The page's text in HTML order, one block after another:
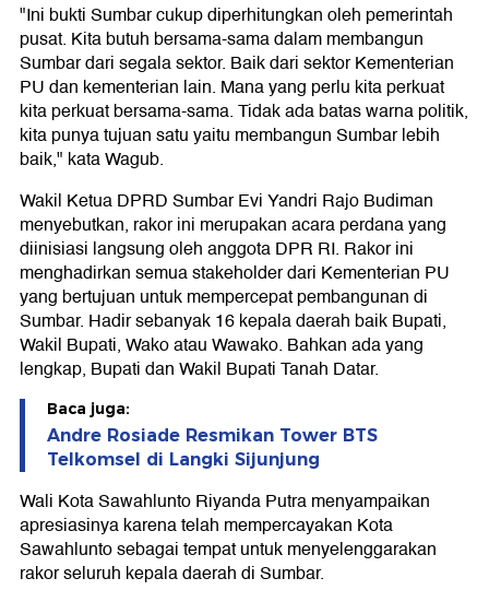
"Ini bukti Sumbar cukup diperhitungkan oleh pemerintah
pusat. Kita butuh bersama-sama dalam membangun
Sumbar dari segala sektor. Baik dari sektor Kementerian
PU dan kementerian lain. Mana yang perlu kita perkuat
kita perkuat bersama-sama. Tidak ada batas warna politik,
kita punya tujuan satu yaitu membangun Sumbar lebih
baik," kata Wagub.
Wakil Ketua DPRD Sumbar Evi Yandri Rajo Budiman
menyebutkan, rakor ini merupakan acara perdana yang
diinisiasi langsung oleh anggota DPR RI. Rakor ini
menghadirkan semua stakeholder dari Kementerian PU
yang bertujuan untuk mempercepat pembangunan di
Sumbar. Hadir sebanyak 16 kepala daerah baik Bupati,
Wakil Bupati, Wako atau Wawako. Bahkan ada yang
lengkap, Bupati dan Wakil Bupati Tanah Datar.
Baca juga:
Andre Rosiade Resmikan Tower BTS
Telkomsel di Langki Sijunjung
Wali Kota Sawahlunto Riyanda Putra menyampaikan
apresiasinya karena telah mempercayakan Kota
Sawahlunto sebagai tempat untuk menyelenggarakan
rakor seluruh kepala daerah di Sumbar.